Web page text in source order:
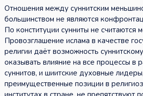
Отношения между суннитским
большинством не являются
По конституции сунниты не считаются
Провозглашение ислама в качестве
религии даёт возможность
оказывать влияние на все процессы в
суннитов, и шиитские духовные
преимущественные позиции в